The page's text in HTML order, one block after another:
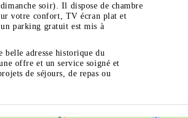
soir). Il dispose de chambre
votre confort, TV écran plat et
parking gratuit est mis à
adresse historique du
offre et un service soigné et
de séjours, de repas ou